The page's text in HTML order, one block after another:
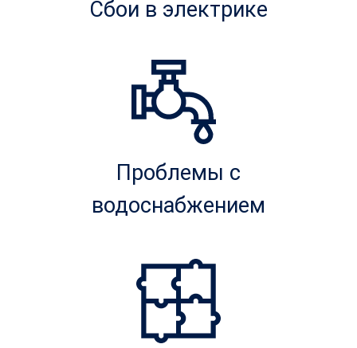
Проблемы с
водоснабжением
Сбои в электрике